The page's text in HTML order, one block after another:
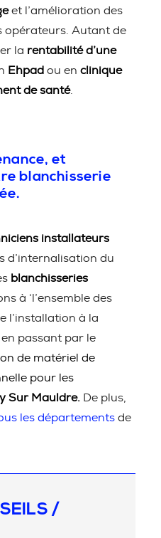
et l’amélioration des
opérateurs. Autant de
la rentabilité d’une
Ehpad ou en clinique
de santé.
et
blanchisserie
installateurs
d’internalisation du
blanchisseries
à ‘l’ensemble des
l’installation à la
, en passant par le
de matériel de
pour les
Sur Mauldre. De plus,
les départements de
/